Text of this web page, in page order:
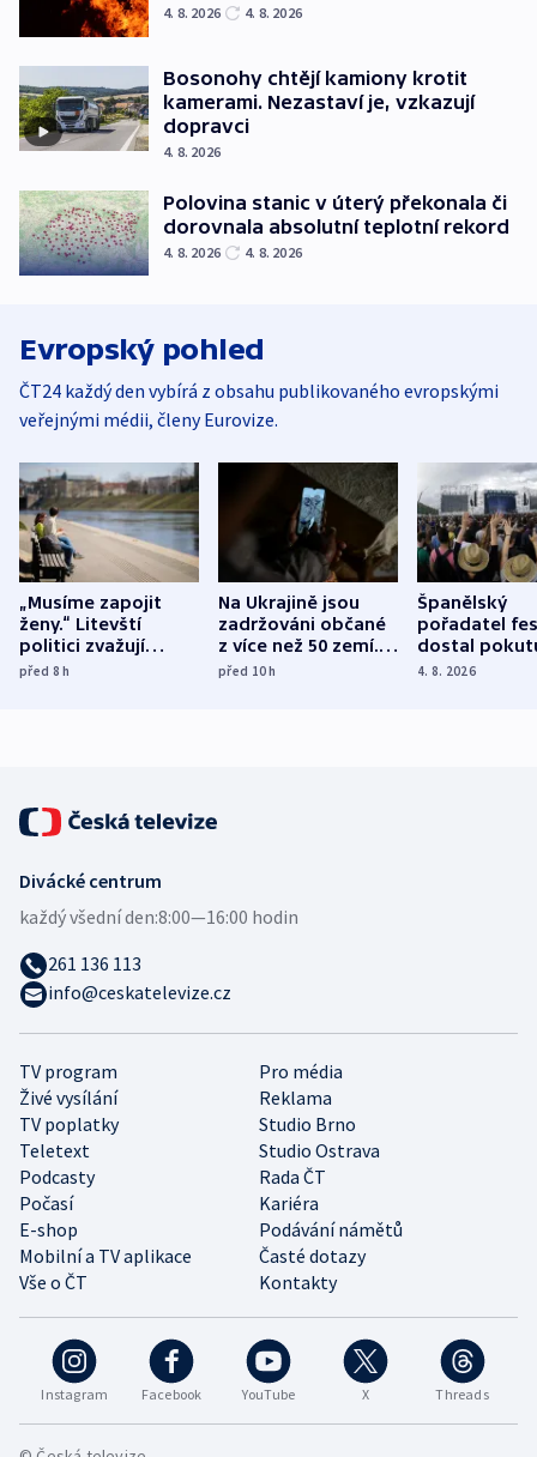
4. 8. 2026 4. 8. 2026
Bosonohy chtějí kamiony krotit
kamerami. Nezastaví je, vzkazují
dopravci
4. 8. 2026
Polovina stanic v úterý překonala či
dorovnala absolutní teplotní rekord
4. 8. 2026 4. 8. 2026
Evropský pohled
ČT24 každý den vybírá z obsahu publikovaného evropskými
veřejnými médii, členy Eurovize.
„Musíme zapojit
ženy.“ Litevští
politici zvažují
dohodu o
před 8h
Na Ukrajině jsou
zadržováni občané
z více než 50 zemí.
Bojovali na straně
před 10h
Španělský
pořadatel
dostal
nekalé
4. 8. 2026
Instagram Facebook YouTube X Threads
TV program
Pro média
Živé vysílání
Reklama
TV poplatky
Studio Brno
Teletext
Studio Ostrava
Podcasty
Rada ČT
Počasí
Kariéra
E-shop
Podávání námětů
Mobilní a TV aplikace
Časté dotazy
Vše o ČT
Kontakty
Divácké centrum
každý všední den:8:00—16:00 hodin
261 136 113
info@ceskatelevize.cz